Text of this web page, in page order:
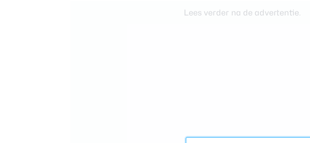
Lees verder na de advertentie.